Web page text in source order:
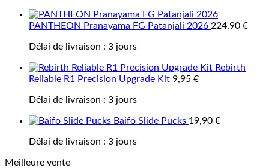
PANTHEON Pranayama FG Patanjali 2026 224,90 €
Délai de livraison : 3 jours
Rebirth
Reliable R1 Precision Upgrade Kit 9,95 €
Délai de livraison : 3 jours
Baifo Slide Pucks 19,90 €
Délai de livraison : 3 jours
Meilleure vente